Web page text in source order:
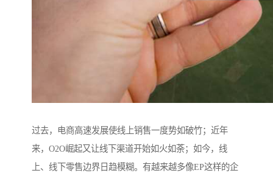
过去，电商高速发展使线上销售一度势如破竹；近年
来，O2O崛起又让线下渠道开始如火如荼；如今，线
上、线下零售边界日趋模糊。有越来越多像EP这样的企